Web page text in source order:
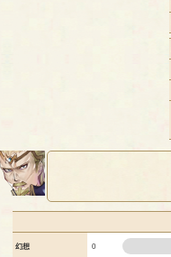
幻想 0